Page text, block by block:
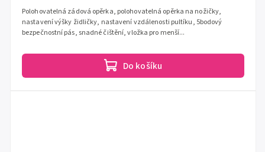
Do košíku
Polohovatelná zádová opěrka, polohovatelná opěrka na nožičky,
nastavení výšky židličky, nastavení vzdálenosti pultíku, 5bodový
bezpečnostní pás, snadné čištění, vložka pro menší...